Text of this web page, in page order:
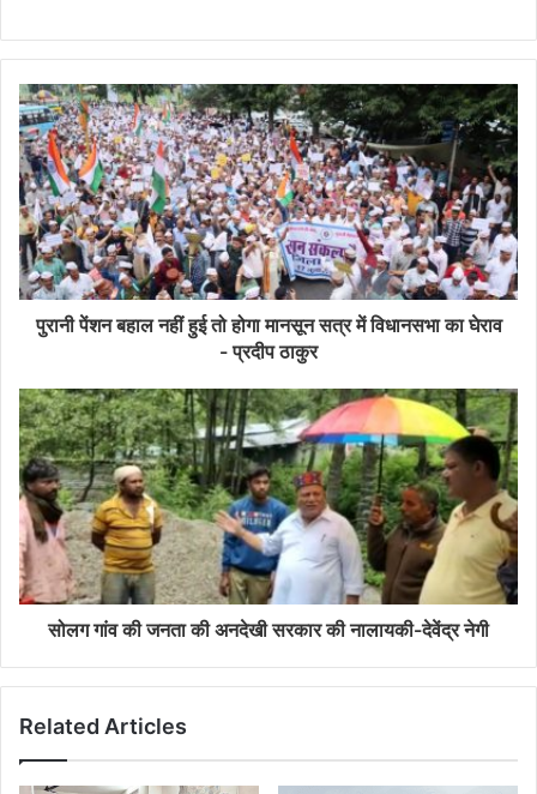
पुरानी पेंशन बहाल नहीं हुई तो होगा मानसून सत्र में विधानसभा का घेराव
- प्रदीप ठाकुर
सोलग गांव की जनता की अनदेखी सरकार की नालायकी-देवेंद्र नेगी
Related Articles